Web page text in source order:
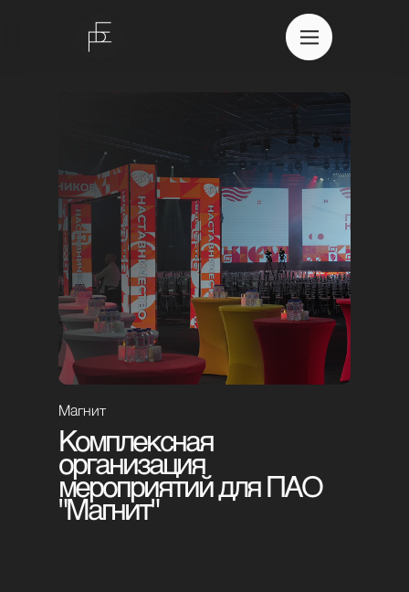
О нас
Портфолио
Команда
Контакты
Комплексная
организация
мероприятий для ПАО
"Магнит"
Магнит